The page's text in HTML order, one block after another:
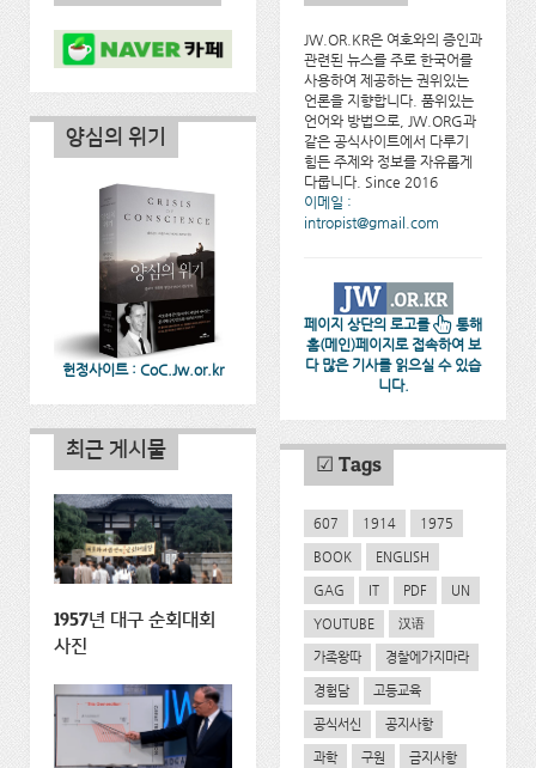
JW.OR.KR은 여호와의 증인과
관련된 뉴스를 주로 한국어를
사용하여 제공하는 권위있는
언론을 지향합니다. 품위있는
언어와 방법으로, JW.ORG과
같은 공식사이트에서 다루기
힘든 주제와 정보를 자유롭게
다룹니다. Since 2016
이메일 :
intropist@gmail.com
페이지 상단의 로고를
통해
홈(메인)페이지로 접속하여 보
다 많은 기사를 읽으실 수 있습
니다.
양심의 위기
헌정사이트 : CoC.Jw.or.kr
최근 게시물
1957년 대구 순회대회
사진
☑ Tags
607 1914 1975
BOOK ENGLISH
GAG IT PDF UN
YOUTUBE 汉语
가족왕따 경찰에가지마라
경험담 고등교육
공식서신 공지사항
과학 구원 금지사항